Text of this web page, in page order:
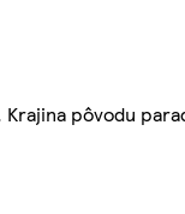
Krajina pôvodu